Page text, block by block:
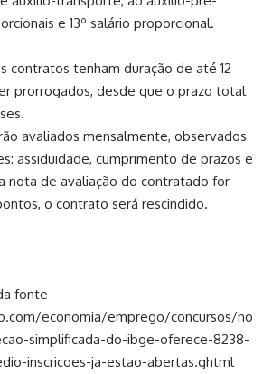
e 13º salário proporcional.
contratos tenham duração de até 12
prorrogados, desde que o prazo total
avaliados mensalmente, observados
assiduidade, cumprimento de prazos e
nota de avaliação do contratado for
o contrato será rescindido.
fonte
economia/emprego/concursos/no
simplificada-do-ibge-oferece-8238-
inscricoes-ja-estao-abertas.ghtml